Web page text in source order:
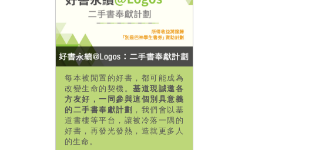
每本被閒置的好書，都可能成為
改變生命的契機。基道現誠邀各
方友好，一同參與這個別具意義
的二手書奉獻計劃 ，我們會以基
道書樓等平台，讓被冷落一隅的
好書，再發光發熱，造就更多人
的生命。